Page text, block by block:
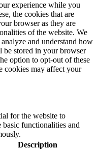
experience while you
the cookies that are
browser as they are
of the website. We
and understand how
be stored in your browser
option to opt-out of these
cookies may affect your
for the website to
functionalities and
Description